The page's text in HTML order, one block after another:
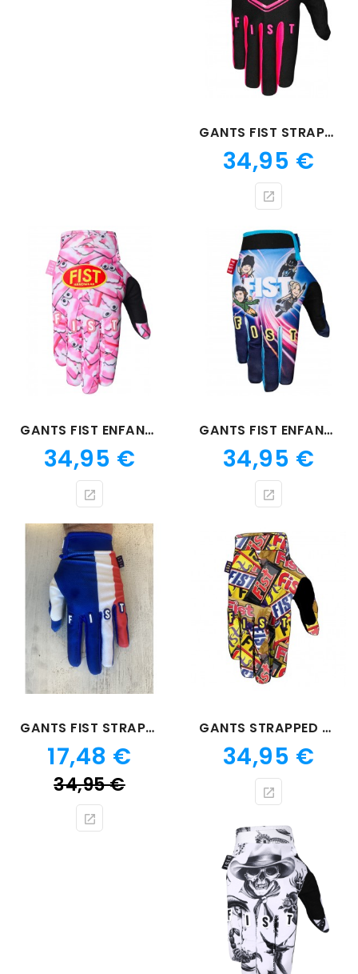
GANTS FIST STRAPPED FLUO ROSE
Prix
34,95 €
GANTS FIST ENFANT TOOTH HURTY
Prix
34,95 €
GANTS FIST ENFANT FISTNITE
Prix
34,95 €
GANTS FIST STRAPPED FRENCH TLD
Prix
17,48 €
34,95 €Prix
GANTS STRAPPED CHOCKIES
Prix
34,95 €